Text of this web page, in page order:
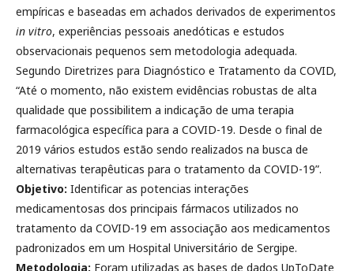
empíricas e baseadas em achados derivados de experimentos
in vitro, experiências pessoais anedóticas e estudos
observacionais pequenos sem metodologia adequada.
Segundo Diretrizes para Diagnóstico e Tratamento da COVID,
“Até o momento, não existem evidências robustas de alta
qualidade que possibilitem a indicação de uma terapia
farmacológica específica para a COVID-19. Desde o final de
2019 vários estudos estão sendo realizados na busca de
alternativas terapêuticas para o tratamento da COVID-19”.
Objetivo: Identificar as potencias interações
medicamentosas dos principais fármacos utilizados no
tratamento da COVID-19 em associação aos medicamentos
padronizados em um Hospital Universitário de Sergipe.
Metodologia: Foram utilizadas as bases de dados UpToDate